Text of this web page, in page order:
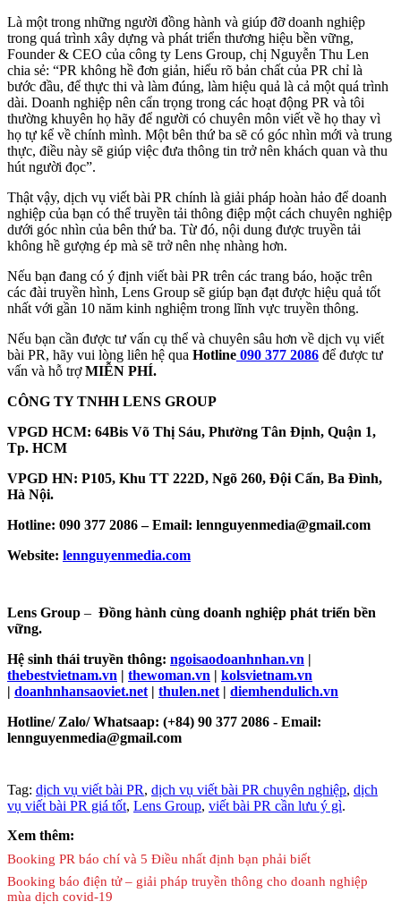
Là một trong những người đồng hành và giúp đỡ doanh nghiệp
trong quá trình xây dựng và phát triển thương hiệu bền vững,
Founder & CEO của công ty Lens Group, chị Nguyễn Thu Len
chia sẻ: “PR không hề đơn giản, hiểu rõ bản chất của PR chỉ là
bước đầu, để thực thi và làm đúng, làm hiệu quả là cả một quá trình
dài. Doanh nghiệp nên cẩn trọng trong các hoạt động PR và tôi
thường khuyên họ hãy để người có chuyên môn viết về họ thay vì
họ tự kể về chính mình. Một bên thứ ba sẽ có góc nhìn mới và trung
thực, điều này sẽ giúp việc đưa thông tin trở nên khách quan và thu
hút người đọc”.
Thật vậy, dịch vụ viết bài PR chính là giải pháp hoàn hảo để doanh
nghiệp của bạn có thể truyền tải thông điệp một cách chuyên nghiệp
dưới góc nhìn của bên thứ ba. Từ đó, nội dung được truyền tải
không hề gượng ép mà sẽ trở nên nhẹ nhàng hơn.
Nếu bạn đang có ý định viết bài PR trên các trang báo, hoặc trên
các đài truyền hình, Lens Group sẽ giúp bạn đạt được hiệu quả tốt
nhất với gần 10 năm kinh nghiệm trong lĩnh vực truyền thông.
Nếu bạn cần được tư vấn cụ thể và chuyên sâu hơn về dịch vụ viết
bài PR, hãy vui lòng liên hệ qua Hotline 090 377 2086 để được tư
vấn và hỗ trợMIỄN PHÍ.
CÔNG TY TNHH LENS GROUP
VPGD HCM: 64Bis Võ Thị Sáu, Phường Tân Định, Quận 1,
Tp. HCM
VPGD HN: P105, Khu TT 222D, Ngõ 260, Đội Cấn, Ba Đình,
Hà Nội.
Hotline: 090 377 2086 – Email: lennguyenmedia@gmail.com
Website: lennguyenmedia.com
Lens Group – Đồng hành cùng doanh nghiệp phát triển bền
vững.
Hệ sinh thái truyền thông: ngoisaodoanhnhan.vn |
thebestvietnam.vn | thewoman.vn | kolsvietnam.vn
| doanhnhansaoviet.net | thulen.net | diemhendulich.vn
Hotline/ Zalo/ Whatsaap: (+84) 90 377 2086 - Email:
lennguyenmedia@gmail.com
Tag: dịch vụ viết bài PR, dịch vụ viết bài PR chuyên nghiệp, dịch
vụ viết bài PR giá tốt, Lens Group, viết bài PR cần lưu ý gì.
Xem thêm:
Booking PR báo chí và 5 Điều nhất định bạn phải biết
Booking báo điện tử – giải pháp truyền thông cho doanh nghiệp
mùa dịch covid-19